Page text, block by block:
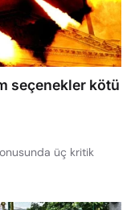
seçenekler kötü
üç kritik